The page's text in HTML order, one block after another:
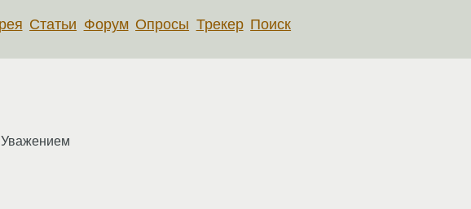
Статьи Форум Опросы Трекер Поиск
Уважением